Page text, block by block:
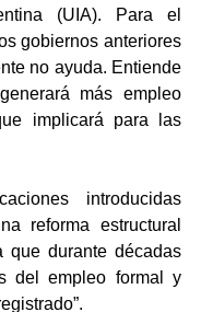
(UIA). Para el
gobiernos anteriores
no ayuda. Entiende
más empleo
implicará para las
introducidas
reforma estructural
que durante décadas
del empleo formal y